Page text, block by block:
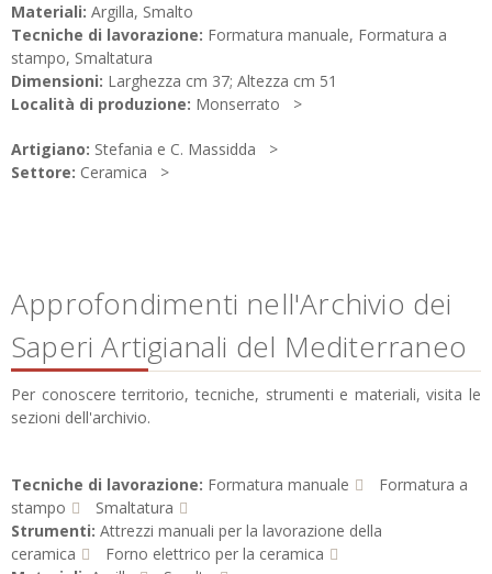
Materiali: Argilla, Smalto
Tecniche di lavorazione: Formatura manuale, Formatura a
stampo, Smaltatura
Dimensioni: Larghezza cm 37; Altezza cm 51
Località di produzione: Monserrato
Artigiano: Stefania e C. Massidda
Settore: Ceramica
Approfondimenti nell'Archivio dei
Saperi Artigianali del Mediterraneo
Per conoscere territorio, tecniche, strumenti e materiali, visita le
sezioni dell'archivio.
Tecniche di lavorazione: Formatura manuale
Formatura a
stampo
Smaltatura
Strumenti: Attrezzi manuali per la lavorazione della
ceramica
Forno elettrico per la ceramica